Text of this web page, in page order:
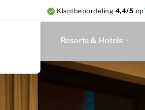
Klantbeoordeling 4,4/5 op
Resorts & Hotels